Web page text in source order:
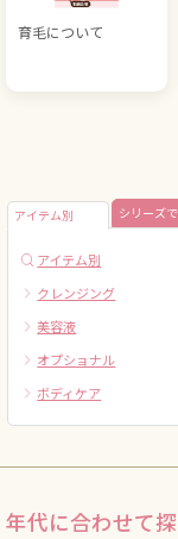
育毛について
アイテム別 シリーズ
アイテム別
クレンジング
美容液
オプショナル
ボディケア
年代に合わせて